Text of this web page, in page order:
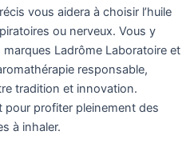
vous aidera à choisir l’huile
ou nerveux. Vous y
Ladrôme Laboratoire et
responsable,
tradition et innovation.
pour profiter pleinement des
à inhaler.